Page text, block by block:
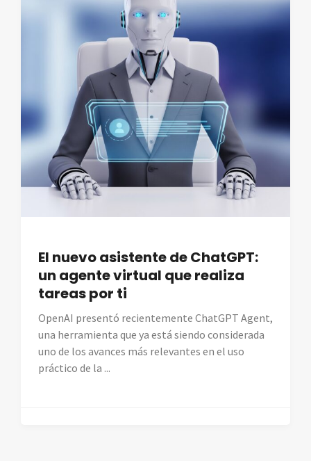
El nuevo asistente de ChatGPT:
un agente virtual que realiza
tareas por ti
OpenAI presentó recientemente ChatGPT Agent,
una herramienta que ya está siendo considerada
uno de los avances más relevantes en el uso
práctico de la ...